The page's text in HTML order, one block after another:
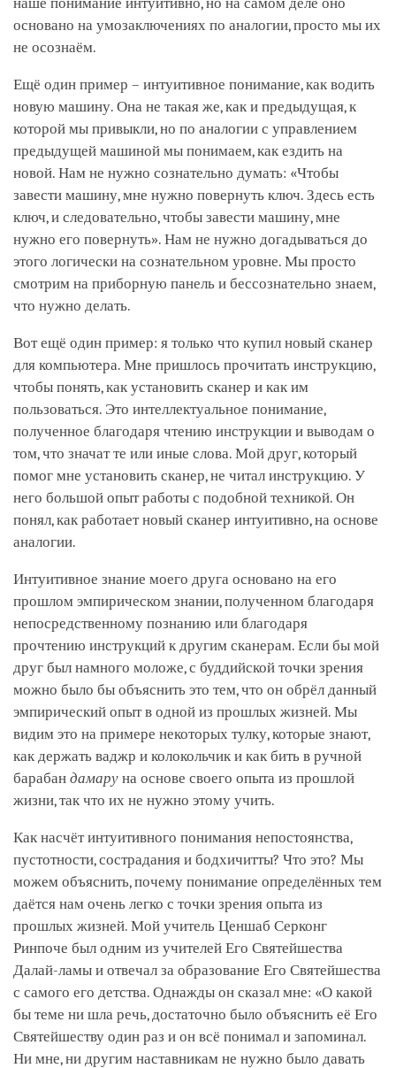
основано на умозаключениях по аналогии, просто мы их
не осознаём.
Ещё один пример – интуитивное понимание, как водить
новую машину. Она не такая же, как и предыдущая, к
которой мы привыкли, но по аналогии с управлением
предыдущей машиной мы понимаем, как ездить на
новой. Нам не нужно сознательно думать: «Чтобы
завести машину, мне нужно повернуть ключ. Здесь есть
ключ, и следовательно, чтобы завести машину, мне
нужно его повернуть». Нам не нужно догадываться до
этого логически на сознательном уровне. Мы просто
смотрим на приборную панель и бессознательно знаем,
что нужно делать.
Вот ещё один пример: я только что купил новый сканер
для компьютера. Мне пришлось прочитать инструкцию,
чтобы понять, как установить сканер и как им
пользоваться. Это интеллектуальное понимание,
полученное благодаря чтению инструкции и выводам о
том, что значат те или иные слова. Мой друг, который
помог мне установить сканер, не читал инструкцию. У
него большой опыт работы с подобной техникой. Он
понял, как работает новый сканер интуитивно, на основе
аналогии.
Интуитивное знание моего друга основано на его
прошлом эмпирическом знании, полученном благодаря
непосредственному познанию или благодаря
прочтению инструкций к другим сканерам. Если бы мой
друг был намного моложе, с буддийской точки зрения
можно было бы объяснить это тем, что он обрёл данный
эмпирический опыт в одной из прошлых жизней. Мы
видим это на примере некоторых тулку, которые знают,
как держать ваджр и колокольчик и как бить в ручной
барабан дамару на основе своего опыта из прошлой
жизни, так что их не нужно этому учить.
Как насчёт интуитивного понимания непостоянства,
пустотности, сострадания и бодхичитты? Что это? Мы
можем объяснить, почему понимание определённых тем
даётся нам очень легко с точки зрения опыта из
прошлых жизней. Мой учитель Ценшаб Серконг
Ринпоче был одним из учителей Его Святейшества
Далай-ламы и отвечал за образование Его Святейшества
с самого его детства. Однажды он сказал мне: «О какой
бы теме ни шла речь, достаточно было объяснить её Его
Святейшеству один раз и он всё понимал и запоминал.
Ни мне, ни другим наставникам не нужно было давать